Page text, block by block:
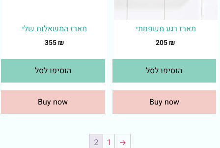
מארז רגע משפחתי
205₪
הוסיפו לסל
Buy now
מארז המשאלות שלי
355₪
הוסיפו לסל
Buy now
→
1
2